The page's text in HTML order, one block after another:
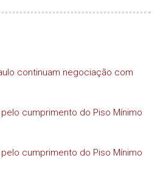
continuam negociação com
cumprimento do Piso Mínimo
cumprimento do Piso Mínimo